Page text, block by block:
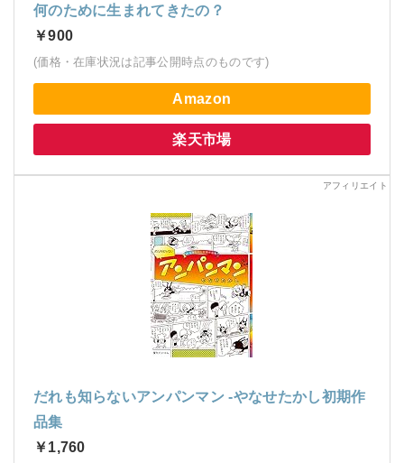
何のために生まれてきたの？
￥900
(価格・在庫状況は記事公開時点のものです)
Amazon
楽天市場
だれも知らないアンパンマン -やなせたかし初期作
品集
￥1,760